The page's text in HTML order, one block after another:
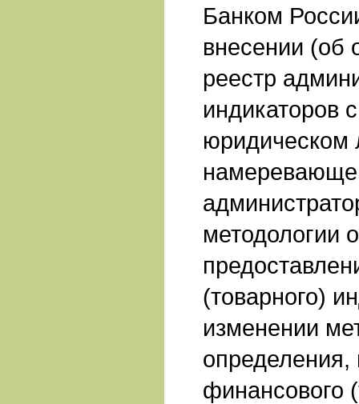
Банком
внесении (об
реестр
индикаторов
юридическом
методологии
(товарного)
изменении
определения,
финансового